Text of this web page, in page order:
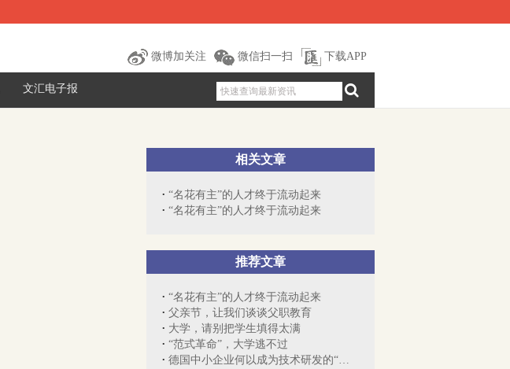
微博加关注 微信扫一扫 下载APP
文汇电子报
相关文章
“名花有主”的人才终于流动起来
“名花有主”的人才终于流动起来
推荐文章
“名花有主”的人才终于流动起来
父亲节，让我们谈谈父职教育
大学，请别把学生填得太满
“范式革命”，大学逃不过
德国中小企业何以成为技术研发的“隐形冠...